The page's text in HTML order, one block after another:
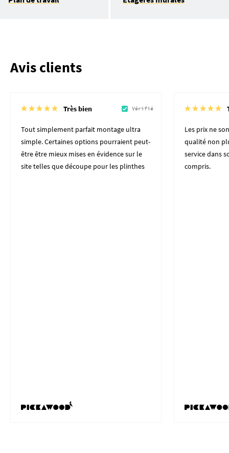
Avis clients
Très bien Vérifié
Tout simplement parfait montage ultra
simple. Certaines options pourraient peut-
être être mieux mises en évidence sur le
site telles que découpe pour les plinthes
Les prix ne
qualité non
service dans
compris.